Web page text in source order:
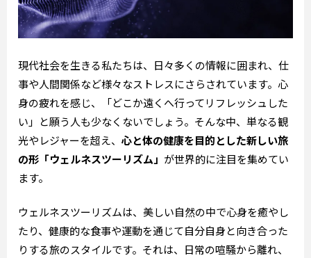
現代社会を生きる私たちは、日々多くの情報に囲まれ、仕
事や人間関係など様々なストレスにさらされています。心
身の疲れを感じ、「どこか遠くへ行ってリフレッシュした
い」と願う人も少なくないでしょう。そんな中、単なる観
光やレジャーを超え、 心と体の健康を目的とした新しい旅
の形「ウェルネスツーリズム」 が世界的に注目を集めてい
ます。
ウェルネスツーリズムは、美しい自然の中で心身を癒やし
たり、健康的な食事や運動を通じて自分自身と向き合った
りする旅のスタイルです。それは、日常の喧騒から離れ、